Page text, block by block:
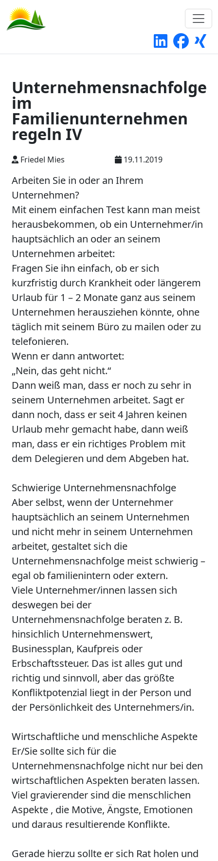
Unternehmensnachfolge
im
Familienunternehmen
regeln IV
Friedel Mies 19.11.2019
Arbeiten Sie in oder an Ihrem
Unternehmen?
Mit einem einfachen Test kann man meist
herausbekommen, ob ein Unternehmer/in
hauptsächlich an oder an seinem
Unternehmen arbeitet:
Fragen Sie ihn einfach, ob er sich
kurzfristig durch Krankheit oder längerem
Urlaub für 1 – 2 Monate ganz aus seinem
Unternehmen herausziehen könnte, ohne
täglich mit seinem Büro zu mailen oder zu
telefonieren.
Wenn er dann antwortet:
„Nein, das geht nicht.“
Dann weiß man, dass er noch zu sehr in
seinem Unternehmen arbeitet. Sagt er
dann noch, dass er seit 4 Jahren keinen
Urlaub mehr gemacht habe, dann weiß
man, dass er ein richtiges Problem mit
dem Delegieren und dem Abgeben hat.
Schwierige Unternehmensnachfolge
Aber selbst, wenn der Unternehmer
hauptsächlich an seinem Unternehmen
und nicht mehr in seinem Unternehmen
arbeitet, gestaltet sich die
Unternehmensnachfolge meist schwierig –
egal ob familienintern oder extern.
Viele Unternehmer/innen lassen sich
deswegen bei der
Unternehmensnachfolge beraten z. B.
hinsichlich Unternehmenswert,
Businessplan, Kaufpreis oder
Erbschaftssteuer. Das ist alles gut und
richtig und sinnvoll, aber das größte
Konfliktpotenzial liegt in der Person und
der Persönlichkeit des Unternehmers/in.
Wirtschaftliche und menschliche Aspekte
Er/Sie sollte sich für die
Unternehmensnachfolge nicht nur bei den
wirtschaftlichen Aspekten beraten lassen.
Viel gravierender sind die menschlichen
Aspekte , die Motive, Ängste, Emotionen
und daraus resultierende Konflikte.
Gerade hierzu sollte er sich Rat holen und